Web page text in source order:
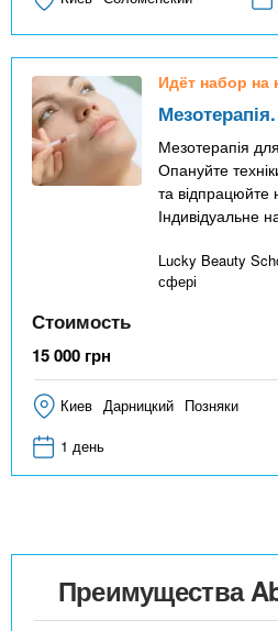
Идёт набор на
Мезотерапія
Опануйте
та
Індивідуальне
Lucky Beauty
сфері
Стоимость
15 000 грн
Киев Дарницкий Позняки
1 день
Преимущества